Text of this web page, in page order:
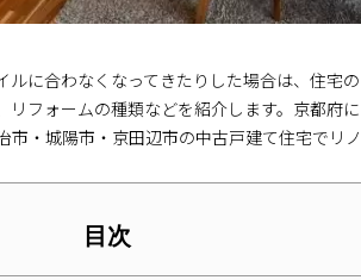
に合わなくなってきたりした場合は、住宅
フォームの種類などを紹介します。京都府
・城陽市・京田辺市の中古戸建て住宅でリ
目次